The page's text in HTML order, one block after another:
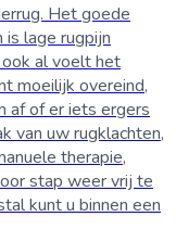
Het goede
lage rugpijn
al voelt het
moeilijk overeind,
af of er iets ergers
van uw rugklachten,
therapie,
stap weer vrij te
kunt u binnen een